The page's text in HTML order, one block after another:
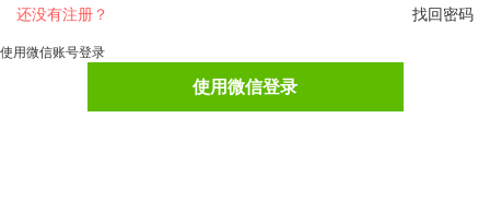
找回密码
还没有注册？
使用微信账号登录
使用微信登录